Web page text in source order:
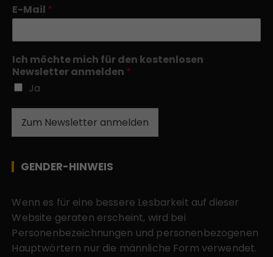
E-Mail *
Ich möchte mich für den kostenlosen
Newsletter anmelden *
Ja
Zum Newsletter anmelden
GENDER-HINWEIS
Wenn es für eine bessere Lesbarkeit auf dieser
Website geraten erscheint, wird bei
Personenbezeichnungen und personenbezogenen
Hauptwörtern nur die männliche Form verwendet.